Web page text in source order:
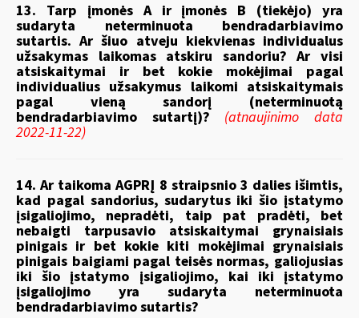
13. Tarp įmonės A ir įmonės B (tiekėjo) yra
sudaryta neterminuota bendradarbiavimo
sutartis. Ar šiuo atveju kiekvienas individualus
užsakymas laikomas atskiru sandoriu? Ar visi
atsiskaitymai ir bet kokie mokėjimai pagal
individualius užsakymus laikomi atsiskaitymais
pagal vieną sandorį (neterminuotą
bendradarbiavimo sutartį)? (atnaujinimo data
2022-11-22)
14. Ar taikoma AGPRĮ 8 straipsnio 3 dalies išimtis,
kad pagal sandorius, sudarytus iki šio įstatymo
įsigaliojimo, nepradėti, taip pat pradėti, bet
nebaigti tarpusavio atsiskaitymai grynaisiais
pinigais ir bet kokie kiti mokėjimai grynaisiais
pinigais baigiami pagal teisės normas, galiojusias
iki šio įstatymo įsigaliojimo, kai iki įstatymo
įsigaliojimo yra sudaryta neterminuota
bendradarbiavimo sutartis?